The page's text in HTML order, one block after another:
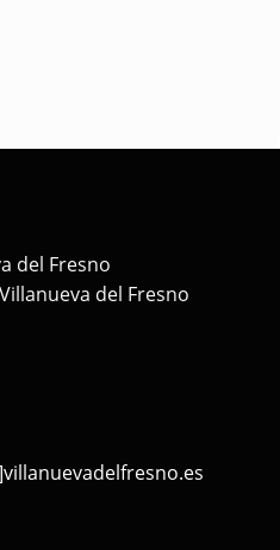
del Fresno
del Fresno